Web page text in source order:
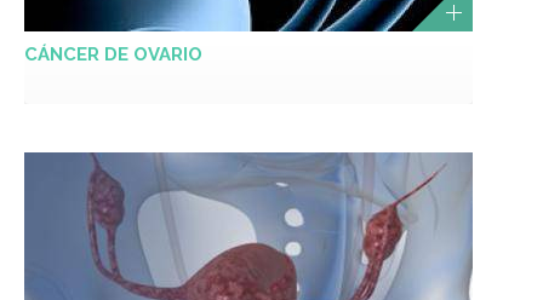
CÁNCER DE OVARIO